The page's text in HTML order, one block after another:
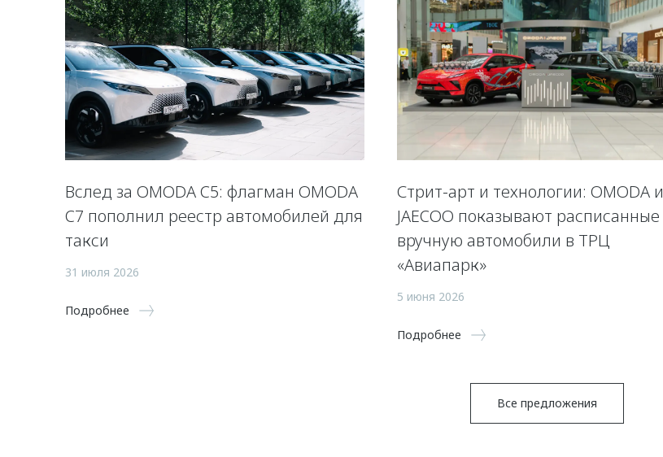
Вслед за OMODA C5: флагман OMODA
C7 пополнил реестр автомобилей для
такси
31 июля 2026
Подробнее
Стрит-арт и технологии: OMODA и
JAECOO показывают расписанные
вручную автомобили в ТРЦ
«Авиапарк»
5 июня 2026
Подробнее
Все предложения